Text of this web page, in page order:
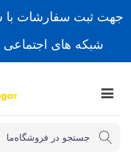
جهت ثبت سفارشات با
شبکه های اجتماعی